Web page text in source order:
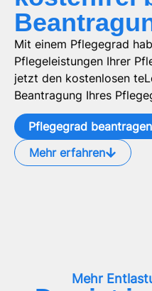
Mit einem Pflegegrad
Pflegeleistungen Ihrer
jetzt den kostenlosen
Beantragung Ihres
Pflegegrad beantragen
Mehr erfahren
Mehr